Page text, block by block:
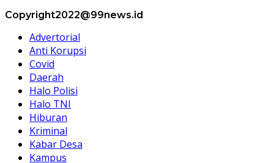
Copyright2022@99news.id
Advertorial
Anti Korupsi
Covid
Daerah
Halo Polisi
Halo TNI
Hiburan
Kriminal
Kabar Desa
Kampus